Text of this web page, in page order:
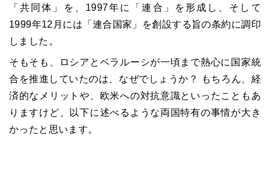
「共同体」を、1997年に「連合」を形成し、そして
1999年12月には「連合国家」を創設する旨の条約に調印
しました。
そもそも、ロシアとベラルーシが一頃まで熱心に国家統
合を推進していたのは、なぜでしょうか？ もちろん、経
済的なメリットや、欧米への対抗意識といったこともあ
りますけど、以下に述べるような両国特有の事情が大き
かったと思います。